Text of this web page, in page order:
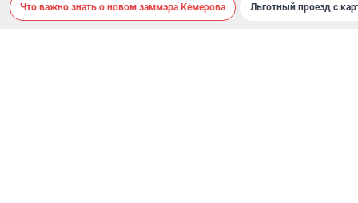
Что важно знать о новом заммэра Кемерова Льготный проезд с